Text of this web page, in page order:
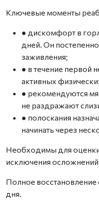
Ключевые моменты
● дискомфорт в
дней. Он
заживления;
● в течение первой
активных
● рекомендуются
не раздражают
● полоскания
начинать через
Необходимы для
исключения
Полное восстановление
дня.